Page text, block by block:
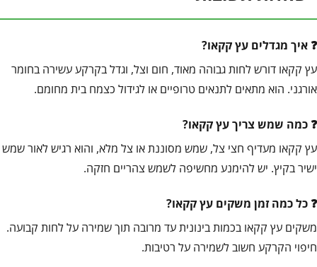
איך מגדלים עץ קקאו?
עץ קקאו דורש לחות גבוהה מאוד, חום וצל, וגדל בקרקע עשירה בחומר
אורגני. הוא מתאים לתנאים טרופיים או לגידול כצמח בית מחומם.
כמה שמש צריך עץ קקאו?
עץ קקאו מעדיף חצי צל, שמש מסוננת או צל מלא, והוא רגיש לאור שמש
ישיר בקיץ. יש להימנע מחשיפה לשמש צהריים חזקה.
כל כמה זמן משקים עץ קקאו?
משקים עץ קקאו בכמות בינונית עד מרובה תוך שמירה על לחות קבועה.
חיפוי הקרקע חשוב לשמירה על רטיבות.